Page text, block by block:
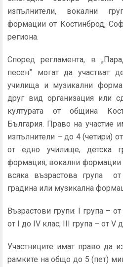
изпълнители, вокални
формации от Костинброд,
региона.
Според регламента, в
песен” могат да участват
училища и музикални
друг вид организация или
културата от община
България. Право на участие
изпълнители – до 4 (четири)
от едно училище, детска
формация; вокални формации
всяка възрастова група
градина или музикална
Възрастови групи: I група –
от I до IV клас; III група – от V
Участниците имат право да
рамките на общо до 5 (пет)